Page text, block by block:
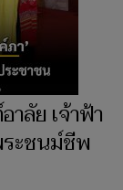
ลัย เจ้าฟ้า
ระชนม์ชีพ